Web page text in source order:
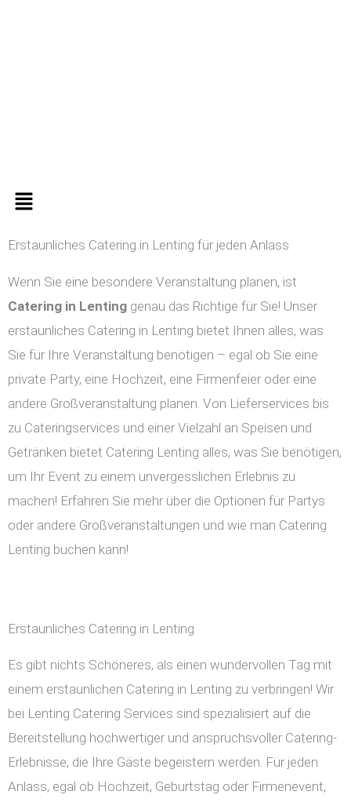
Menü
Erstaunliches Catering in Lenting für jeden Anlass
Wenn Sie eine besondere Veranstaltung planen, ist
Catering in Lenting genau das Richtige für Sie! Unser
erstaunliches Catering in Lenting bietet Ihnen alles, was
Sie für Ihre Veranstaltung benötigen – egal ob Sie eine
private Party, eine Hochzeit, eine Firmenfeier oder eine
andere Großveranstaltung planen. Von Lieferservices bis
zu Cateringservices und einer Vielzahl an Speisen und
Getränken bietet Catering Lenting alles, was Sie benötigen,
um Ihr Event zu einem unvergesslichen Erlebnis zu
machen! Erfahren Sie mehr über die Optionen für Partys
oder andere Großveranstaltungen und wie man Catering
Lenting buchen kann!
Erstaunliches Catering in Lenting
Es gibt nichts Schöneres, als einen wundervollen Tag mit
einem erstaunlichen Catering in Lenting zu verbringen! Wir
bei Lenting Catering Services sind spezialisiert auf die
Bereitstellung hochwertiger und anspruchsvoller Catering-
Erlebnisse, die Ihre Gäste begeistern werden. Für jeden
Anlass, egal ob Hochzeit, Geburtstag oder Firmenevent,